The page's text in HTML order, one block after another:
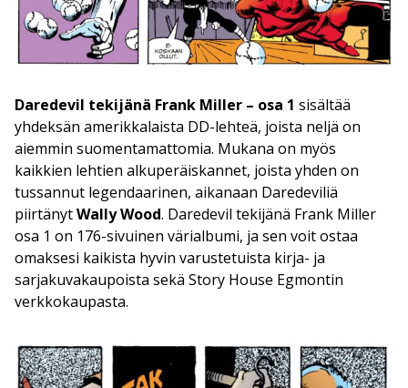
Daredevil tekijänä Frank Miller – osa 1 sisältää
yhdeksän amerikkalaista DD-lehteä, joista neljä on
aiemmin suomentamattomia. Mukana on myös
kaikkien lehtien alkuperäiskannet, joista yhden on
tussannut legendaarinen, aikanaan Daredeviliä
piirtänytWally Wood. Daredevil tekijänä Frank Miller
osa 1 on 176-sivuinen värialbumi, ja sen voit ostaa
omaksesi kaikista hyvin varustetuista kirja- ja
sarjakuvakaupoista sekä Story House Egmontin
verkkokaupasta.